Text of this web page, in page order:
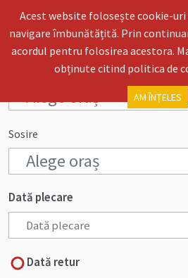
Acest website folosește cookie-
navigare îmbunătățită. Prin
acordul pentru folosirea acestora.
obținute citind politica de
AM ÎNȚELES
Sosire
Dată plecare
Dată retur